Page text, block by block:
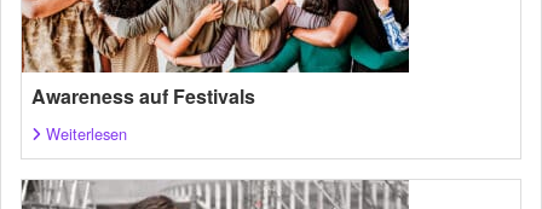
Awareness auf Festivals
Weiterlesen